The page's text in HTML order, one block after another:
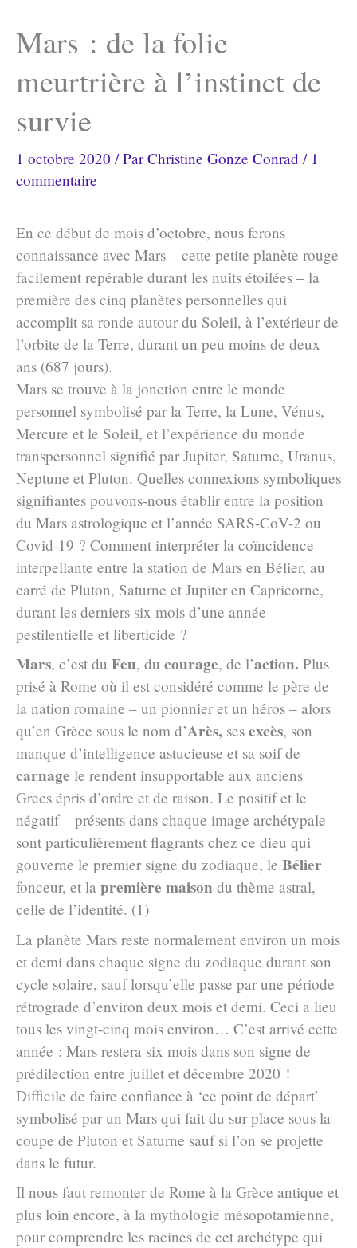
Mars : de la folie
meurtrière à l’instinct de
survie
1 octobre 2020 / ParChristine Gonze Conrad / 1
commentaire
En ce début de mois d’octobre, nous ferons
connaissance avec Mars – cette petite planète rouge
facilement repérable durant les nuits étoilées – la
première des cinq planètes personnelles qui
accomplit sa ronde autour du Soleil, à l’extérieur de
l’orbite de la Terre, durant un peu moins de deux
ans (687 jours).
Mars se trouve à la jonction entre le monde
personnel symbolisé par la Terre, la Lune, Vénus,
Mercure et le Soleil, et l’expérience du monde
transpersonnel signifié par Jupiter, Saturne, Uranus,
Neptune et Pluton. Quelles connexions symboliques
signifiantes pouvons-nous établir entre la position
du Mars astrologique et l’année SARS-CoV-2 ou
Covid-19 ? Comment interpréter la coïncidence
interpellante entre la station de Mars en Bélier, au
carré de Pluton, Saturne et Jupiter en Capricorne,
durant les derniers six mois d’une année
pestilentielle et liberticide ?
Mars, c’est du Feu, du courage, de l’action. Plus
prisé à Rome où il est considéré comme le père de
la nation romaine – un pionnier et un héros – alors
qu’en Grèce sous le nom d’Arès, ses excès, son
manque d’intelligence astucieuse et sa soif de
carnage le rendent insupportable aux anciens
Grecs épris d’ordre et de raison. Le positif et le
négatif – présents dans chaque image archétypale –
sont particulièrement flagrants chez ce dieu qui
gouverne le premier signe du zodiaque, le Bélier
fonceur, et la première maison du thème astral,
celle de l’identité. (1)
La planète Mars reste normalement environ un mois
et demi dans chaque signe du zodiaque durant son
cycle solaire, sauf lorsqu’elle passe par une période
rétrograde d’environ deux mois et demi. Ceci a lieu
tous les vingt-cinq mois environ… C’est arrivé cette
année : Mars restera six mois dans son signe de
prédilection entre juillet et décembre 2020 !
Difficile de faire confiance à ‘ce point de départ’
symbolisé par un Mars qui fait du sur place sous la
coupe de Pluton et Saturne sauf si l’on se projette
dans le futur.
Il nous faut remonter de Rome à la Grèce antique et
plus loin encore, à la mythologie mésopotamienne,
pour comprendre les racines de cet archétype qui